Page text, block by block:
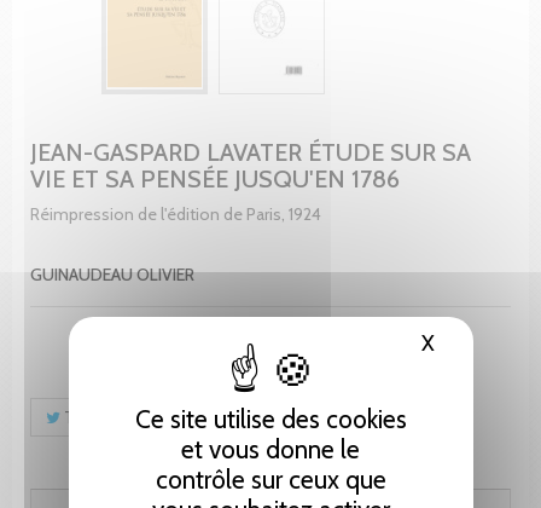
Ce site utilise des cookies
et vous donne le
contrôle sur ceux que
XMasquer
JEAN-GASPARD LAVATER ÉTUDE SUR SA
VIE ET SA PENSÉE JUSQU'EN 1786
Réimpression de l'édition de Paris, 1924
GUINAUDEAU OLIVIER
Tweet Partager Pinterest